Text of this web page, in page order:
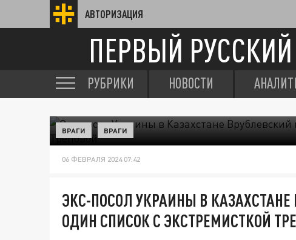
АВТОРИЗАЦИЯ
ПЕРВЫЙ РУССКИЙ
РУБРИКИ НОВОСТИ
ВРАГИ ВРАГИ
06 ФЕВРАЛЯ 2024 07:42
ЭКС-ПОСОЛ УКРАИНЫ В
ОДИН СПИСОК С ЭКСТРЕМИСТКОЙ